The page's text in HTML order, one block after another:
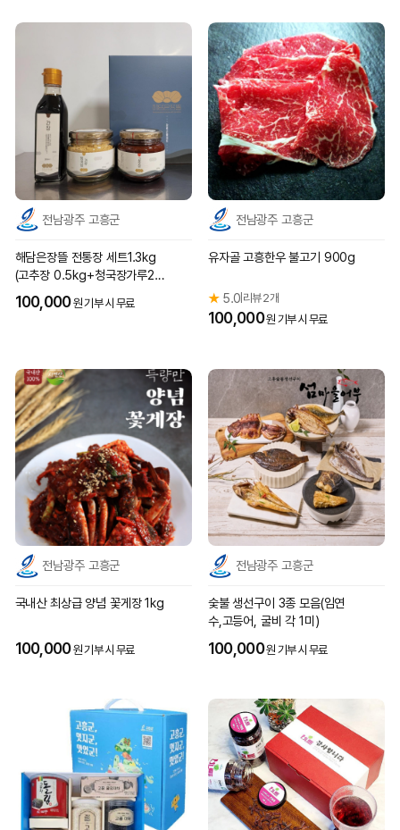
전남광주 고흥군
해담은장뜰 전통장 세트1.3kg
(고추장 0.5kg+청국장가루20
0g+간장0.3kg)
100,000원 기부 시 무료
전남광주 고흥군
유자골 고흥한우 불고기 900g
★ 5.0 리뷰 2개
100,000원 기부 시 무료
전남광주 고흥군
국내산 최상급 양념 꽃게장 1kg
100,000원 기부 시 무료
전남광주 고흥군
숯불 생선구이 3종 모음(임연
수,고등어, 굴비 각 1미)
100,000원 기부 시 무료